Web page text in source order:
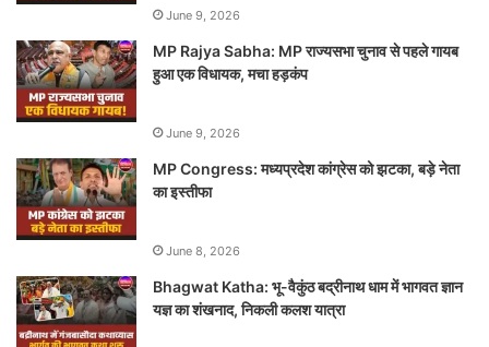
June 9, 2026
MP Rajya Sabha: MP राज्यसभा चुनाव से पहले गायब
हुआ एक विधायक, मचा हड़कंप
June 9, 2026
MP Congress: मध्यप्रदेश कांग्रेस को झटका, बड़े नेता
का इस्तीफा
June 8, 2026
Bhagwat Katha: भू-वैकुंठ बद्रीनाथ धाम में भागवत ज्ञान
यज्ञ का शंखनाद, निकली कलश यात्रा